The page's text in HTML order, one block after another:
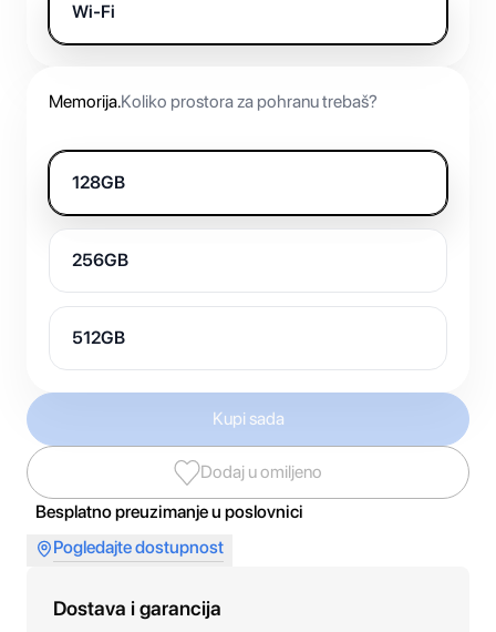
Wi-Fi
Memorija.Koliko prostora za pohranu trebaš?
128GB
256GB
512GB
Kupi sada
Dodaj u omiljeno
Besplatno preuzimanje u poslovnici
Pogledajte dostupnost
Dostava i garancija